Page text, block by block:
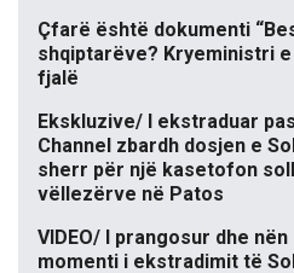
Çfarë është dokumenti
shqiptarëve? Kryeministri
fjalë
Ekskluzive/ I ekstraduar
Channel zbardh dosjen e
sherr për një kasetofon
vëllezërve në Patos
VIDEO/ I prangosur dhe
momenti i ekstradimit të